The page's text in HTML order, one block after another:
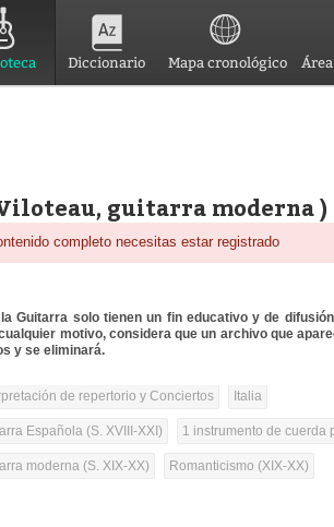
Diccionario Mapa cronológico
guitarra moderna )
completo necesitas estar registrado
Guitarra solo tienen un fin educativo y de
motivo, considera que un archivo que
y se eliminará.
de repertorio y Conciertos Italia
Española (S. XVIII-XXI) 1 instrumento de cuerda
moderna (S. XIX-XX) Romanticismo (XIX-XX)